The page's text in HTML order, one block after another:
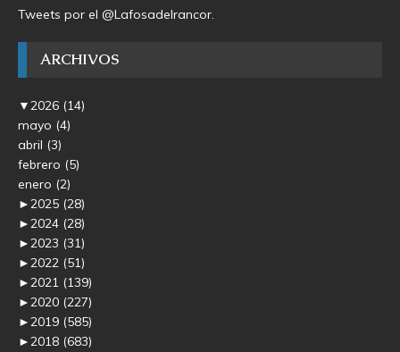
Tweets por el @Lafosadelrancor.
ARCHIVOS
▼2026 (14)
mayo (4)
abril (3)
febrero (5)
enero (2)
►2025 (28)
►2024 (28)
►2023 (31)
►2022 (51)
►2021 (139)
►2020 (227)
►2019 (585)
►2018 (683)